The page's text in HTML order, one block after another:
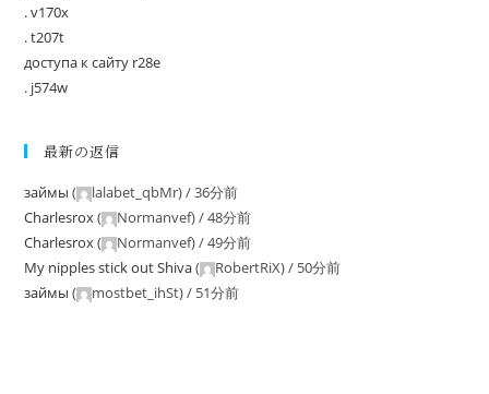
. v170x
. t207t
доступа к сайту r28e
. j574w
最新の返信
займы ( lalabet_qbMr) /36分前
Charlesrox( Normanvef) /48分前
Charlesrox( Normanvef) /49分前
My nipples stick out Shiva( RobertRiX) / 50分前
займы ( mostbet_ihSt) / 51分前